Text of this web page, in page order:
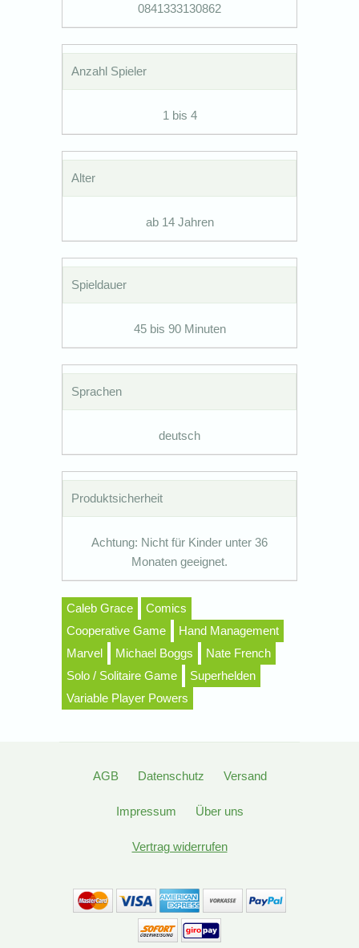
0841333130862
Anzahl Spieler
1 bis 4
Alter
ab 14 Jahren
Spieldauer
45 bis 90 Minuten
Sprachen
deutsch
Produktsicherheit
Achtung: Nicht für Kinder unter 36
Monaten geeignet.
Caleb Grace
Comics
Cooperative Game
Hand Management
Marvel
Michael Boggs
Nate French
Solo / Solitaire Game
Superhelden
Variable Player Powers
AGB Datenschutz Versand
Impressum Über uns
Vertrag widerrufen